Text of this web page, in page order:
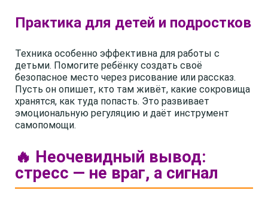
Практика для детей и подростков
Техника особенно эффективна для работы с
детьми. Помогите ребёнку создать своё
безопасное место через рисование или рассказ.
Пусть он опишет, кто там живёт, какие сокровища
хранятся, как туда попасть. Это развивает
эмоциональную регуляцию и даёт инструмент
самопомощи.
🔥 Неочевидный вывод:
стресс — не враг, а сигнал